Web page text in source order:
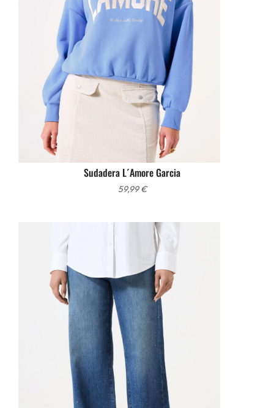
Sudadera L´Amore Garcia
59,99€